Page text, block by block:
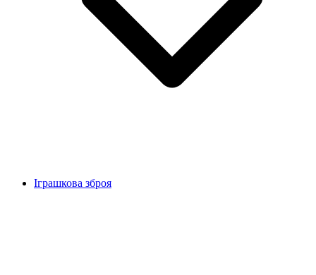
Іграшкова зброя